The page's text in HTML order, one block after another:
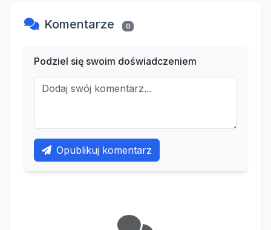
Komentarze 0
Podziel się swoim doświadczeniem
Opublikuj komentarz